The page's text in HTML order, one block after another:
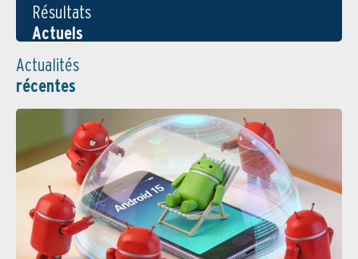
Résultats
Actuels
Actualités
récentes